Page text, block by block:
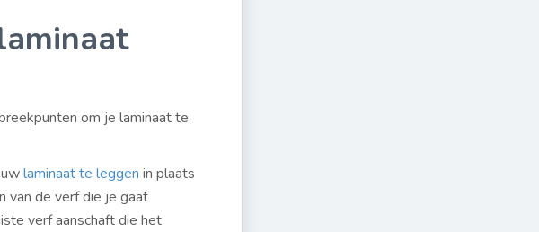
om je laminaat te
laminaat te leggen in plaats
van de verf die je gaat
verf aanschaft die het